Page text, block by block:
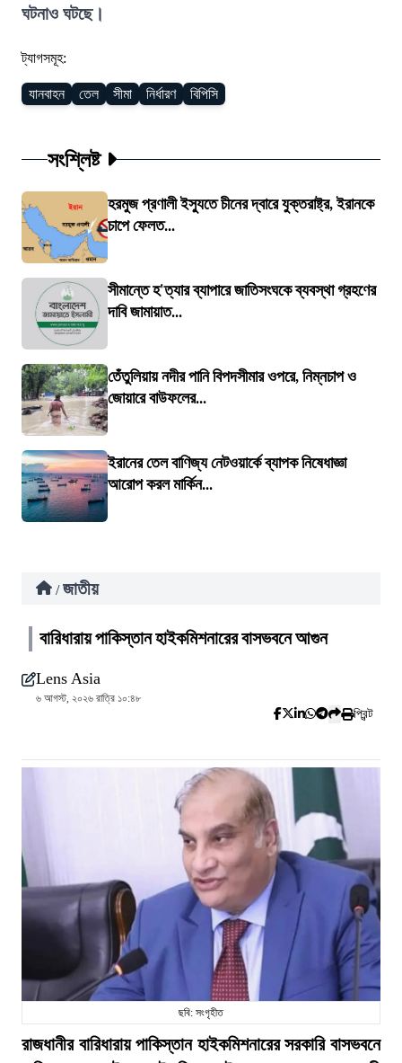
ঘটনাও ঘটছে।
ট্যাগসমূহ:
যানবাহন তেল সীমা নির্ধারণ বিপিসি
সংশ্লিষ্ট
হরমুজ প্রণালী ইস্যুতে চীনের দ্বারে যুক্তরাষ্ট্র, ইরানকে
চাপে ফেলত...
সীমান্তে হ'ত্যার ব্যাপারে জাতিসংঘকে ব্যবস্থা গ্রহণের
দাবি জামায়াত...
তেঁতুলিয়ায় নদীর পানি বিপদসীমার ওপরে, নিম্নচাপ ও
জোয়ারে বাউফলের...
ইরানের তেল বাণিজ্য নেটওয়ার্কে ব্যাপক নিষেধাজ্ঞা
আরোপ করল মার্কিন...
/ জাতীয়
বারিধারায় পাকিস্তান হাইকমিশনারের বাসভবনে আগুন
Lens Asia
৬ আগস্ট, ২০২৬ রাত্রি ১০:৪৮
প্রিন্ট
ছবি: সংগৃহীত
রাজধানীর বারিধারায় পাকিস্তান হাইকমিশনারের সরকারি বাসভবনে